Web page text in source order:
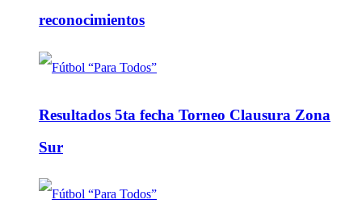
reconocimientos
Resultados 5ta fecha Torneo Clausura Zona
Sur